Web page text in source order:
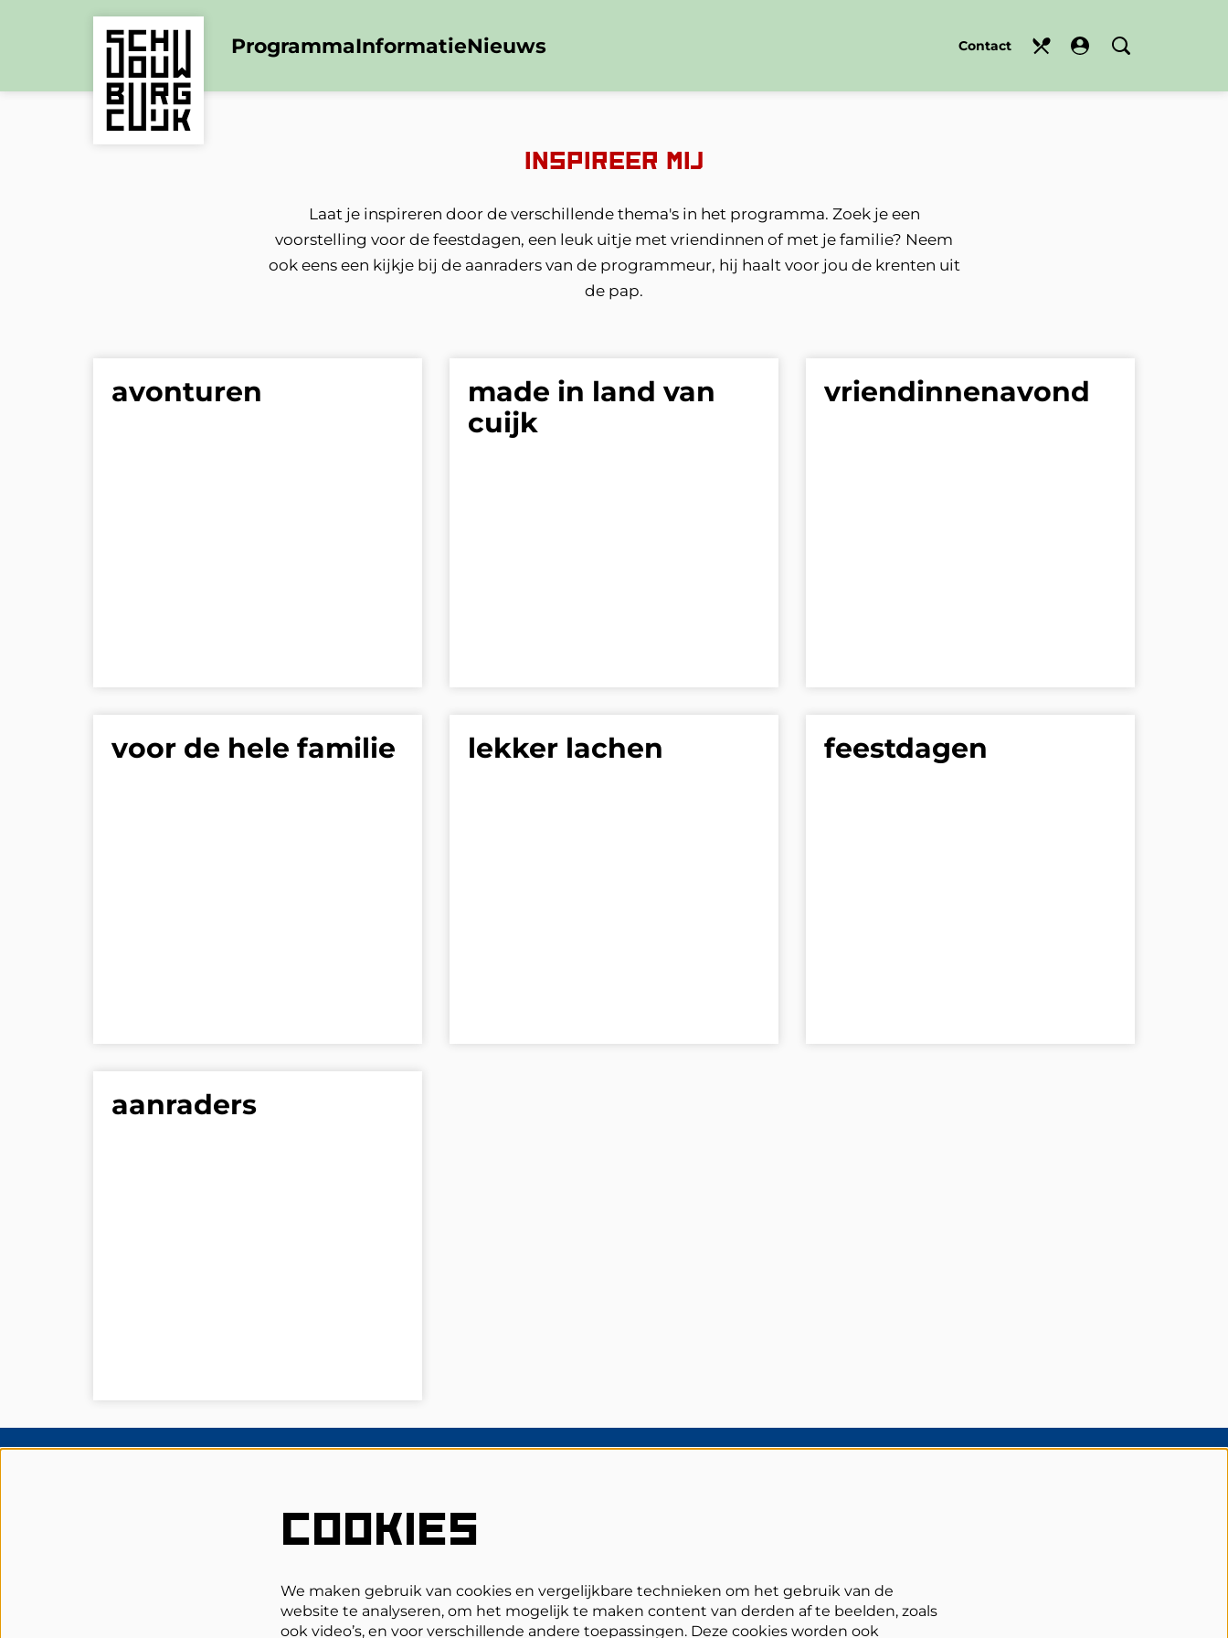
ProgrammaInformatieNieuws Contact
inspireer mij
Laat je inspireren door de verschillende thema's in het programma. Zoek je een
voorstelling voor de feestdagen, een leuk uitje met vriendinnen of met je familie? Neem
ook eens een kijkje bij de aanraders van de programmeur, hij haalt voor jou de krenten uit
de pap.
avonturen
made in land van
cuijk
vriendinnenavond
voor de hele familie lekker lachen feestdagen
aanraders
Zaalplattegronden
Privacy, cookies & voorwaarden
ANBI
COOKIES
We maken gebruik van cookies en vergelijkbare technieken om het gebruik van de
website te analyseren, om het mogelijk te maken content van derden af te beelden, zoals
ook video’s, en voor verschillende andere toepassingen. Deze cookies worden ook